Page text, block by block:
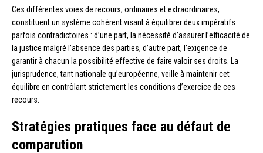
Ces différentes voies de recours, ordinaires et extraordinaires,
constituent un système cohérent visant à équilibrer deux impératifs
parfois contradictoires : d’une part, la nécessité d’assurer l’efficacité de
la justice malgré l’absence des parties, d’autre part, l’exigence de
garantir à chacun la possibilité effective de faire valoir ses droits. La
jurisprudence, tant nationale qu’européenne, veille à maintenir cet
équilibre en contrôlant strictement les conditions d’exercice de ces
recours.
Stratégies pratiques face au défaut de
comparution